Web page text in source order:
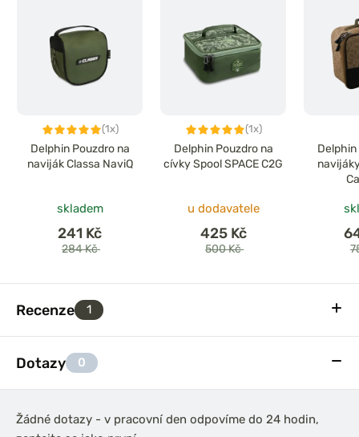
(1x)
Delphin Pouzdro na
naviják Classa NaviQ
skladem
241 Kč
284 Kč
(1x)
Delphin Pouzdro na
cívky Spool SPACE C2G
u dodavatele
425 Kč
500 Kč
Recenze 1
Dotazy 0
Žádné dotazy - v pracovní den odpovíme do 24 hodin,